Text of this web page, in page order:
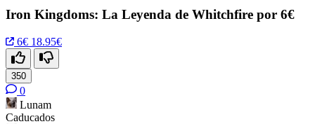
Iron Kingdoms: La Leyenda de Whitchfire por 6€
6€ 18.95€
350
0
Lunam
Caducados